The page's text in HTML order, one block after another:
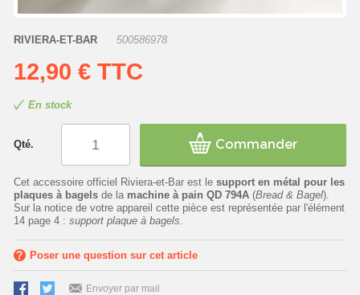
RIVIERA-ET-BAR 500586978
12,90 € TTC
En stock
Qté. Commander
Cet accessoire officiel Riviera-et-Bar est le support en métal pour les
plaques à bagelsde la machine à pain QD 794A(Bread & Bagel).
Sur la notice de votre appareil cette pièce est représentée par l'élément
14 page 4 : support plaque à bagels.
Poser une question sur cet article
Envoyer par mail